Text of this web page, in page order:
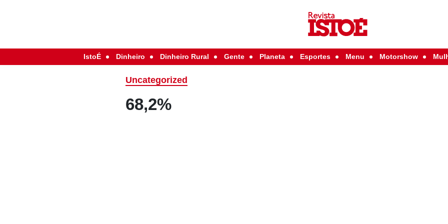
IstoÉ Dinheiro Dinheiro Rural Gente Planeta Esportes Menu Motorshow
Uncategorized
68,2%